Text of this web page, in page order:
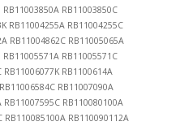
RB11003850C
RB11004255A RB11004255C
RB11004862C RB11005065A
RB11005571C
RB1100614A
RB11007090A
RB110080100A
RB110085100A RB110090112A